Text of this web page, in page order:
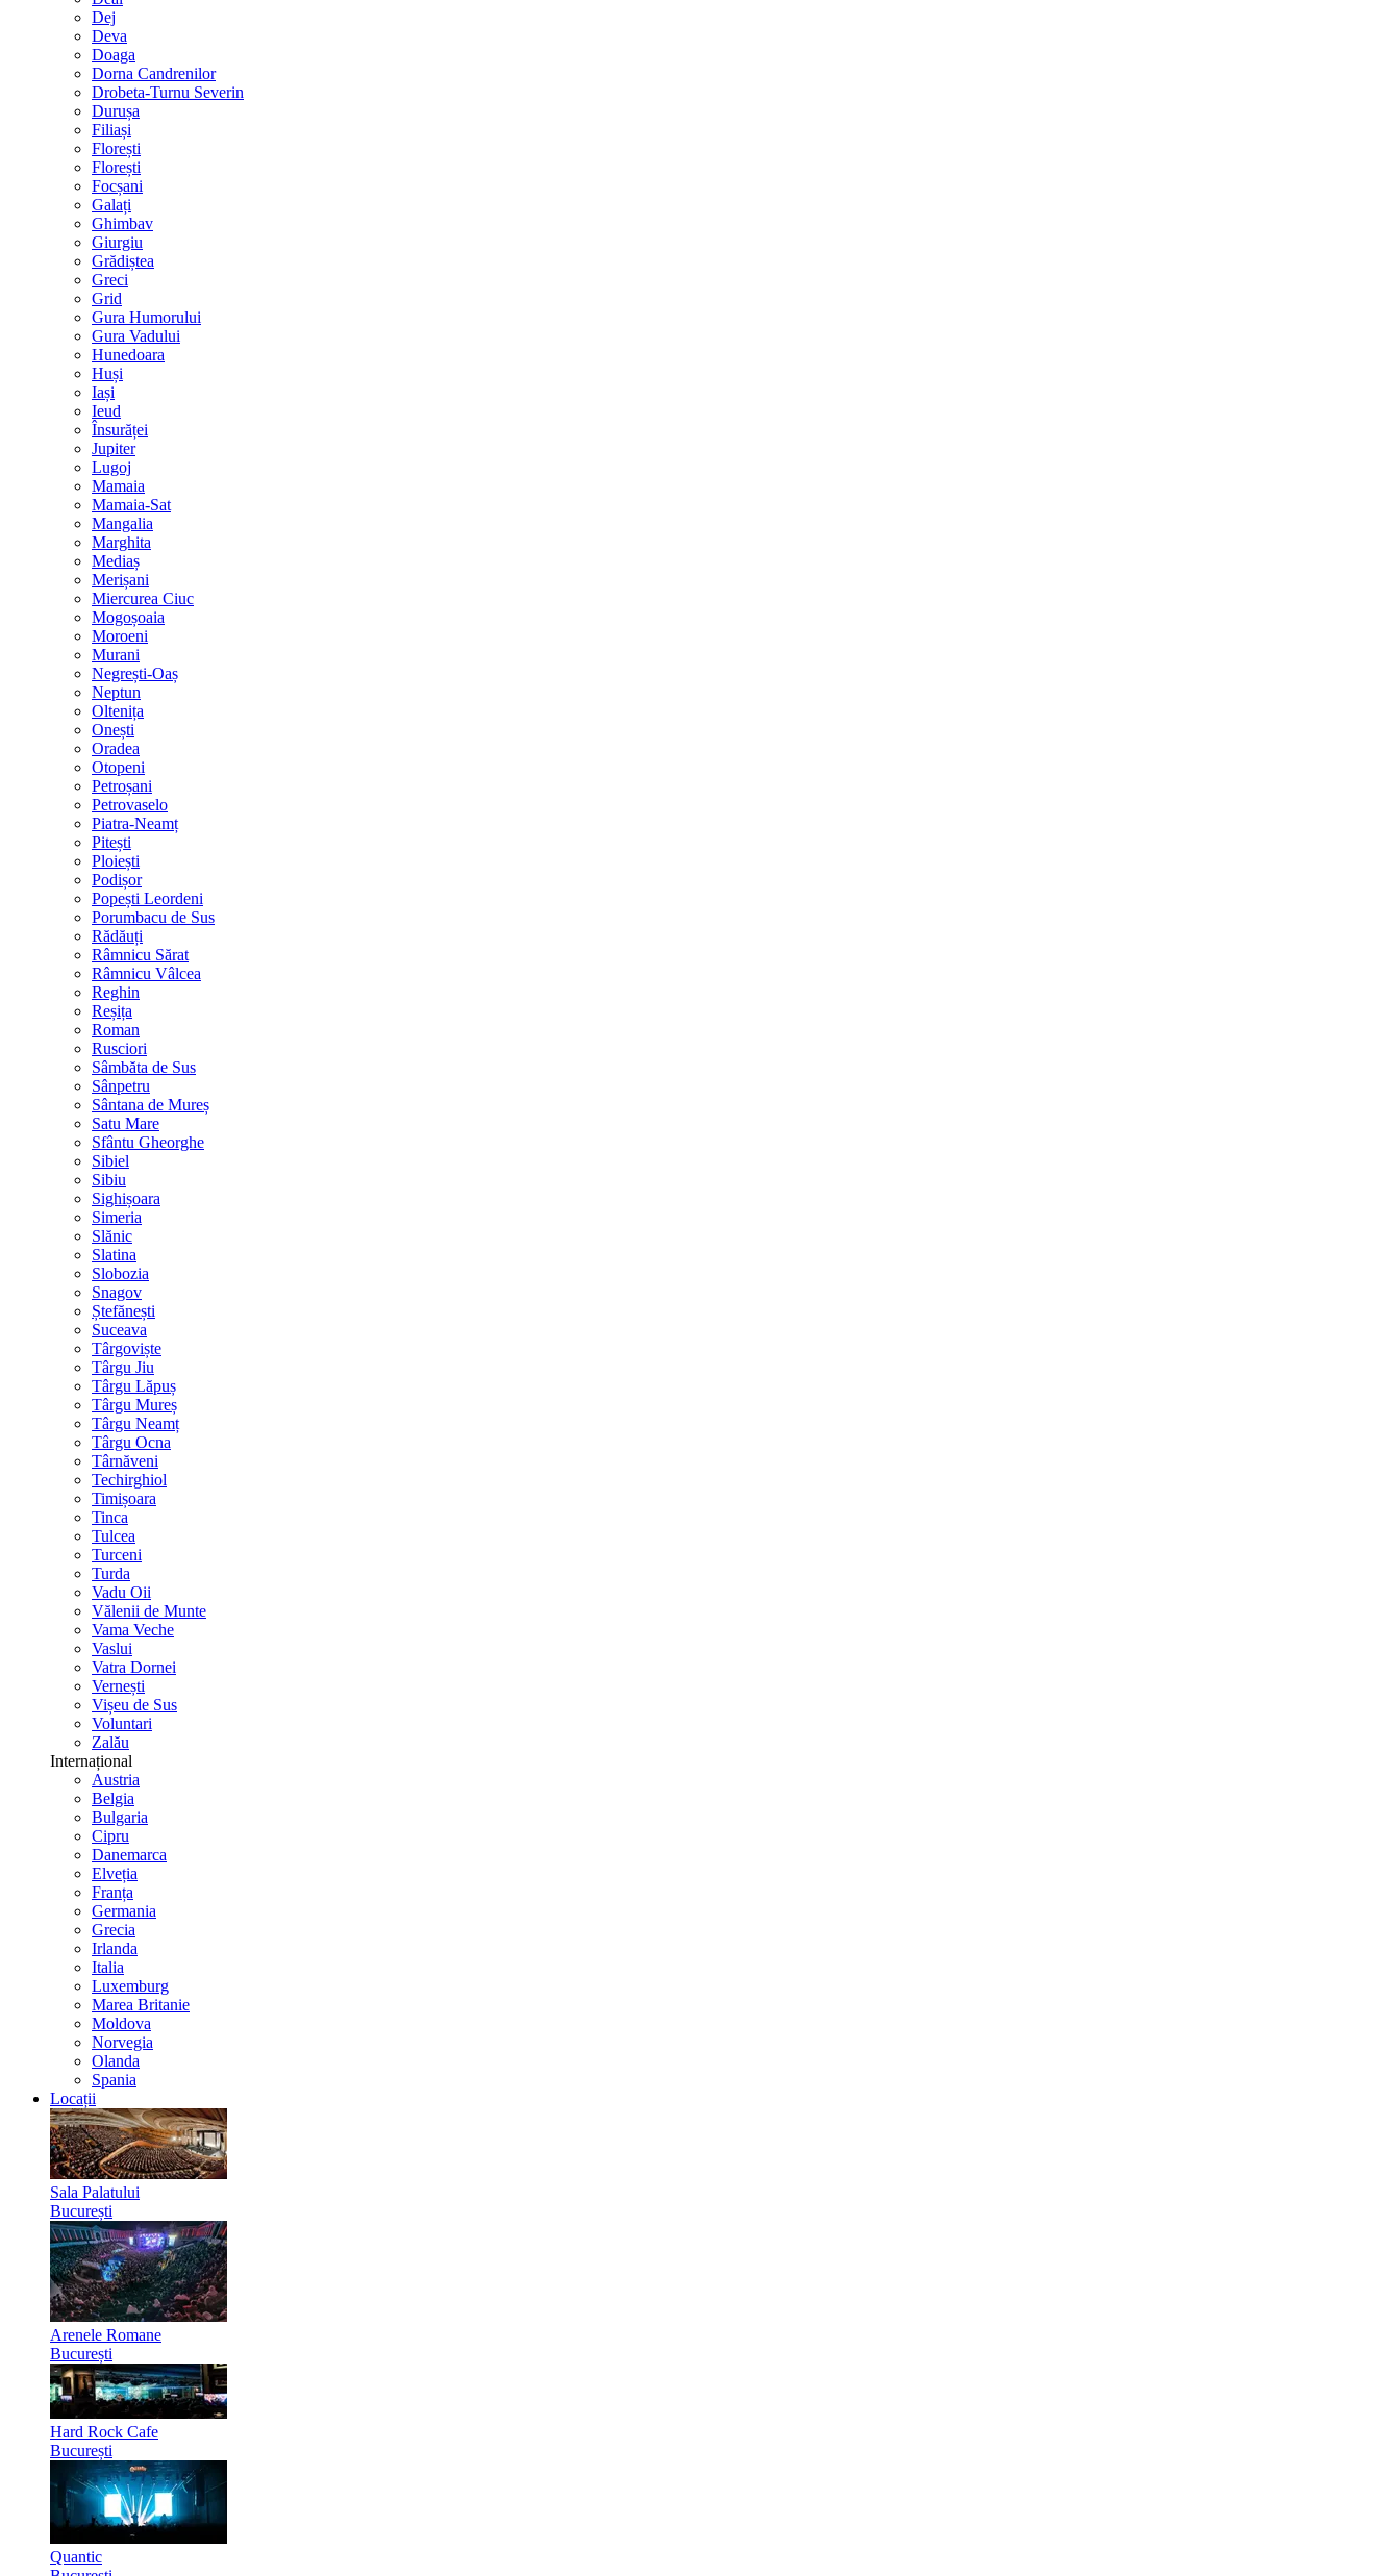
Dej
Deva
Doaga
Dorna Candrenilor
Drobeta-Turnu Severin
Durușa
Filiași
Florești
Florești
Focșani
Galați
Ghimbav
Giurgiu
Grădiștea
Greci
Grid
Gura Humorului
Gura Vadului
Hunedoara
Huși
Iași
Ieud
Însurăței
Jupiter
Lugoj
Mamaia
Mamaia-Sat
Mangalia
Marghita
Mediaș
Merișani
Miercurea Ciuc
Mogoșoaia
Moroeni
Murani
Negrești-Oaș
Neptun
Oltenița
Onești
Oradea
Otopeni
Petroșani
Petrovaselo
Piatra-Neamț
Pitești
Ploiești
Podișor
Popești Leordeni
Porumbacu de Sus
Rădăuți
Râmnicu Sărat
Râmnicu Vâlcea
Reghin
Reșița
Roman
Rusciori
Sâmbăta de Sus
Sânpetru
Sântana de Mureș
Satu Mare
Sfântu Gheorghe
Sibiel
Sibiu
Sighișoara
Simeria
Slănic
Slatina
Slobozia
Snagov
Ștefănești
Suceava
Târgoviște
Târgu Jiu
Târgu Lăpuș
Târgu Mureș
Târgu Neamț
Târgu Ocna
Târnăveni
Techirghiol
Timișoara
Tinca
Tulcea
Turceni
Turda
Vadu Oii
Vălenii de Munte
Vama Veche
Vaslui
Vatra Dornei
Vernești
Vișeu de Sus
Voluntari
Zalău
Internațional
Austria
Belgia
Bulgaria
Cipru
Danemarca
Elveția
Franța
Germania
Grecia
Irlanda
Italia
Luxemburg
Marea Britanie
Moldova
Norvegia
Olanda
Spania
Locații
Sala Palatului
București
Arenele Romane
București
Hard Rock Cafe
București
Quantic